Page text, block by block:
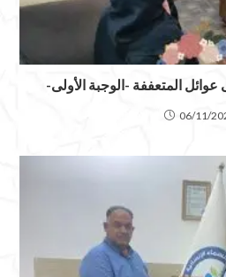
المتعففة -الوجبة الأولى-
06/11/